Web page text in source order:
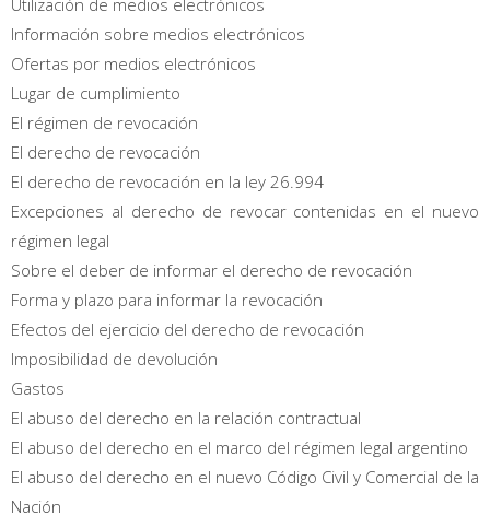
Información sobre medios electrónicos
Ofertas por medios electrónicos
Lugar de cumplimiento
El régimen de revocación
El derecho de revocación
El derecho de revocación en la ley 26.994
Excepciones al derecho de revocar contenidas en el nuevo
régimen legal
Sobre el deber de informar el derecho de revocación
Forma y plazo para informar la revocación
Efectos del ejercicio del derecho de revocación
Imposibilidad de devolución
Gastos
El abuso del derecho en la relación contractual
El abuso del derecho en el marco del régimen legal argentino
El abuso del derecho en el nuevo Código Civil y Comercial de la
Nación